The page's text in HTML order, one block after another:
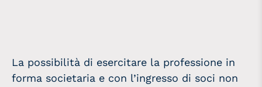
La possibilità di esercitare la professione in
forma societaria e con l’ingresso di soci non